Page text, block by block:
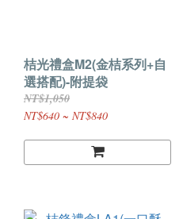
桔光禮盒M2(金桔系列+自
選搭配)-附提袋
NT$1,050
NT$640 ~ NT$840